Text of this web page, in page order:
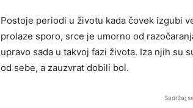
Postoje periodi u životu kada čovek izgubi
prolaze sporo, srce je umorno od
upravo sada u takvoj fazi života. Iza njih su
od sebe, a zauzvrat dobili bol.
Sadržaj